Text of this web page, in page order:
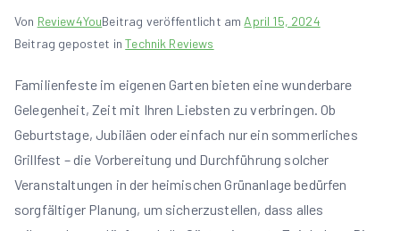
Von Review4YouBeitrag veröffentlicht am April 15, 2024
Beitrag gepostet inTechnik Reviews
Familienfeste im eigenen Garten bieten eine wunderbare
Gelegenheit, Zeit mit Ihren Liebsten zu verbringen. Ob
Geburtstage, Jubiläen oder einfach nur ein sommerliches
Grillfest – die Vorbereitung und Durchführung solcher
Veranstaltungen in der heimischen Grünanlage bedürfen
sorgfältiger Planung, um sicherzustellen, dass alles